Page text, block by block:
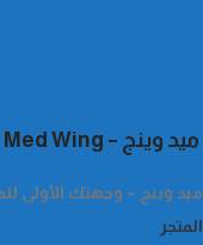
ميد وينج – Med Wing
ميد وينج – وجهتك الأولى
المتجر